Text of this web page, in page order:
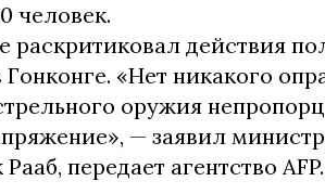
человек.
раскритиковал действия
«Нет никакого
оружия
— заявил
передает агентство AFP.